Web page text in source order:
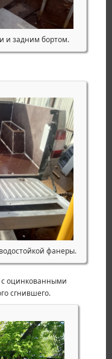
и задним бортом.
фанеры.
с оцинкованными
сгнившего.